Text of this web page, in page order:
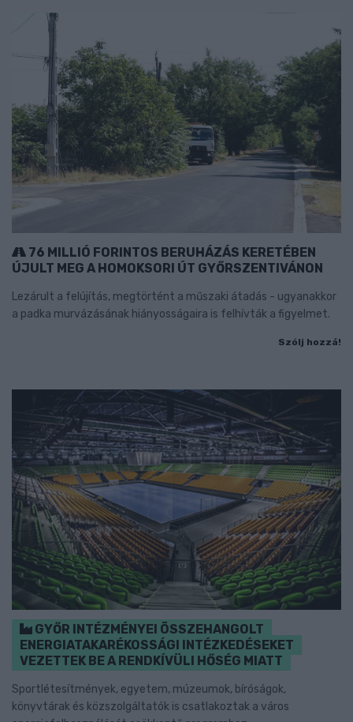
76 MILLIÓ FORINTOS BERUHÁZÁS KERETÉBEN
ÚJULT MEG A HOMOKSORI ÚT GYŐRSZENTIVÁNON
Lezárult a felújítás, megtörtént a műszaki átadás - ugyanakkor
a padka murvázásának hiányosságaira is felhívták a figyelmet.
Szólj hozzá!
GYŐR INTÉZMÉNYEI ÖSSZEHANGOLT
ENERGIATAKARÉKOSSÁGI INTÉZKEDÉSEKET
VEZETTEK BE A RENDKÍVÜLI HŐSÉG MIATT
Sportlétesítmények, egyetem, múzeumok, bíróságok,
könyvtárak és közszolgáltatók is csatlakoztak a város